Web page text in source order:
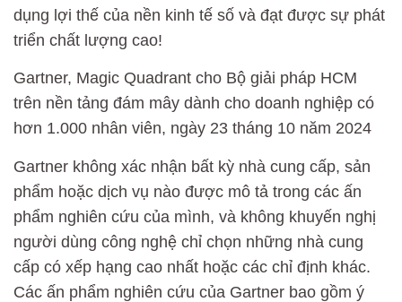
dụng lợi thế của nền kinh tế số và đạt được sự phát
triển chất lượng cao!
Gartner, Magic Quadrant cho Bộ giải pháp HCM
trên nền tảng đám mây dành cho doanh nghiệp có
hơn 1.000 nhân viên, ngày 23 tháng 10 năm 2024
Gartner không xác nhận bất kỳ nhà cung cấp, sản
phẩm hoặc dịch vụ nào được mô tả trong các ấn
phẩm nghiên cứu của mình, và không khuyến nghị
người dùng công nghệ chỉ chọn những nhà cung
cấp có xếp hạng cao nhất hoặc các chỉ định khác.
Các ấn phẩm nghiên cứu của Gartner bao gồm ý